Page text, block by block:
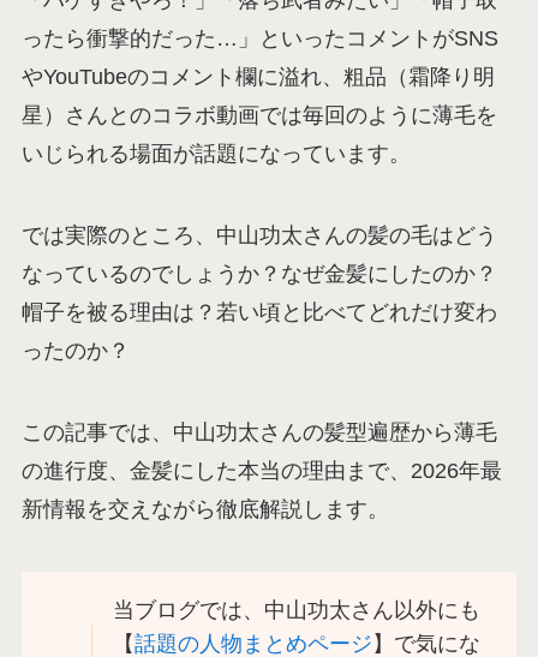
ったら衝撃的だった…」といったコメントがSNS
やYouTubeのコメント欄に溢れ、粗品（霜降り明
星）さんとのコラボ動画では毎回のように薄毛を
いじられる場面が話題になっています。
では実際のところ、中山功太さんの髪の毛はどう
なっているのでしょうか？なぜ金髪にしたのか？
帽子を被る理由は？若い頃と比べてどれだけ変わ
ったのか？
この記事では、中山功太さんの髪型遍歴から薄毛
の進行度、金髪にした本当の理由まで、2026年最
新情報を交えながら徹底解説します。
当ブログでは、中山功太さん以外にも
【話題の人物まとめページ 】で気にな